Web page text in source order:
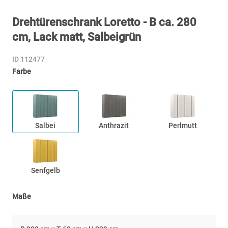
Drehtürenschrank Loretto - B ca. 280
cm, Lack matt, Salbeigrün
ID 112477
Farbe
Salbei Anthrazit Perlmutt
Senfgelb
Maße